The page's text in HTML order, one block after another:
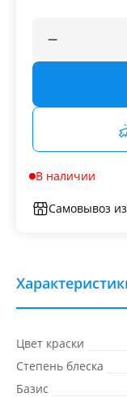
В наличии
Самовывоз из
Цвет краски
Степень блеска
Базис